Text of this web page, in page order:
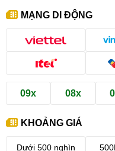
MẠNG DI ĐỘNG
09x 08x
KHOẢNG GIÁ
Dưới 500 nghìn